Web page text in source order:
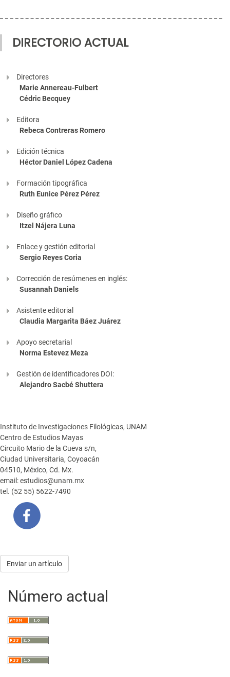
DIRECTORIO ACTUAL
Directores
Marie Annereau-Fulbert
Cédric Becquey
Editora
Rebeca Contreras Romero
Edición técnica
Héctor Daniel López Cadena
Formación tipográfica
Ruth Eunice Pérez Pérez
Diseño gráfico
Itzel Nájera Luna
Enlace y gestión editorial
Sergio Reyes Coria
Corrección de resúmenes en inglés:
Susannah Daniels
Asistente editorial
Claudia Margarita Báez Juárez
Apoyo secretarial
Norma Estevez Meza
Gestión de identificadores DOI:
Alejandro Sacbé Shuttera
Instituto de Investigaciones Filológicas, UNAM
Centro de Estudios Mayas
Circuito Mario de la Cueva s/n,
Ciudad Universitaria, Coyoacán
04510, México, Cd. Mx.
email: estudios@unam.mx
tel. (52 55) 5622-7490
Enviar
artículo
Enviar un artículo
Número actual